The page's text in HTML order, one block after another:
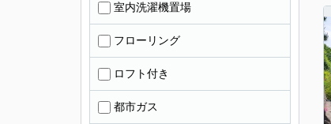
室内洗濯機置場
フローリング
ロフト付き
都市ガス